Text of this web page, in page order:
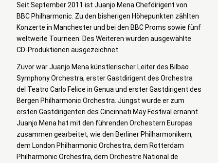
Seit September 2011 ist Juanjo Mena Chefdirigent von
BBC Philharmonic. Zu den bisherigen Höhepunkten zählten
Konzerte in Manchester und bei den BBC Proms sowie fünf
weltweite Tourneen. Des Weiteren wurden ausgewählte
CD-Produktionen ausgezeichnet.
Zuvor war Juanjo Mena künstlerischer Leiter des Bilbao
Symphony Orchestra, erster Gastdirigent des Orchestra
del Teatro Carlo Felice in Genua und erster Gastdirigent des
Bergen Philharmonic Orchestra. Jüngst wurde er zum
ersten Gastdirigenten des Cincinnati May Festival ernannt.
Juanjo Mena hat mit den führenden Orchestern Europas
zusammen gearbeitet, wie den Berliner Philharmonikern,
dem London Philharmonic Orchestra, dem Rotterdam
Philharmonic Orchestra, dem Orchestre National de